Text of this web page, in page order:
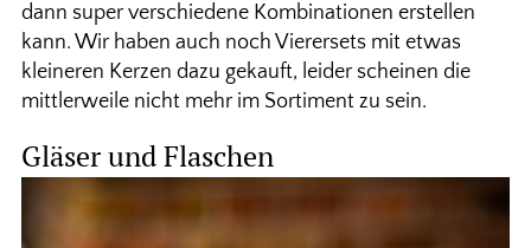
dann super verschiedene Kombinationen erstellen
kann. Wir haben auch noch Vierersets mit etwas
kleineren Kerzen dazu gekauft, leider scheinen die
mittlerweile nicht mehr im Sortiment zu sein.
Gläser und Flaschen